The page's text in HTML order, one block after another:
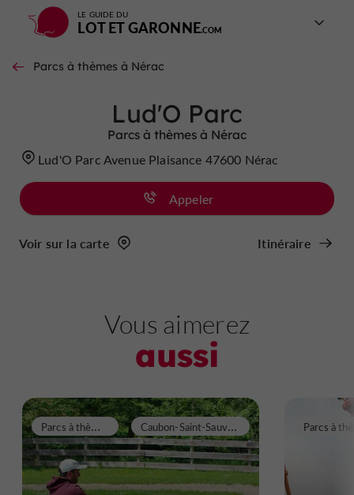
LE GUIDE DU
LOT ET GARONNE
Parcs à thèmes à Nérac
Lud'O Parc
Parcs à thèmes à Nérac
Lud'O Parc Avenue Plaisance 47600 Nérac
Appeler
Voir sur la carte Itinéraire
Vous aimerez
aussi
P
arcs à thèmes C
aubon-Saint-Sauveur Parcs à